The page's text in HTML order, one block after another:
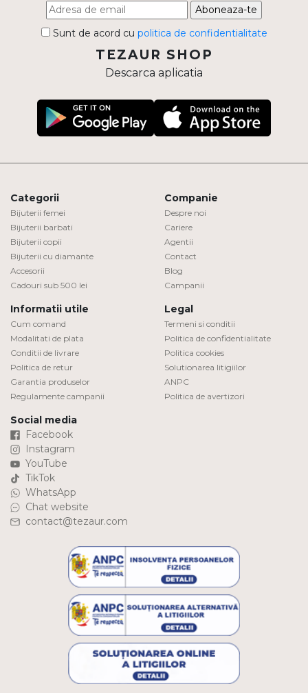
Aboneaza-te
Sunt de acord cu politica de confidentialitate
TEZAUR SHOP
Descarca aplicatia
Categorii
Bijuterii femei
Bijuterii barbati
Bijuterii copii
Bijuterii cu diamante
Accesorii
Cadouri sub 500 lei
Companie
Despre noi
Cariere
Agentii
Contact
Blog
Campanii
Informatii utile
Cum comand
Modalitati de plata
Conditii de livrare
Politica de retur
Garantia produselor
Regulamente campanii
Legal
Termeni si conditii
Politica de confidentialitate
Politica cookies
Solutionarea litigiilor
ANPC
Politica de avertizori
Social media
Facebook
Instagram
YouTube
TikTok
WhatsApp
Chat website
contact@tezaur.com